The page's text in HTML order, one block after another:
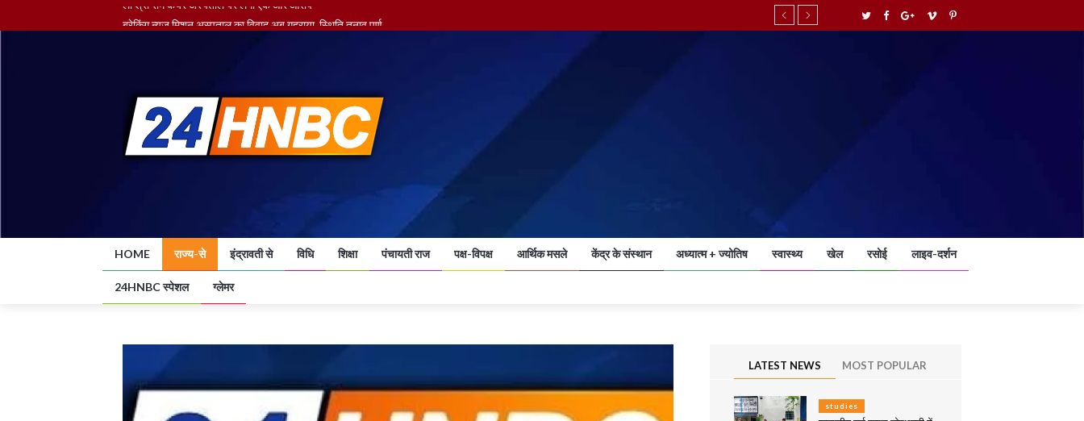
ब्रेकिंग न्यूज़ मिशन अस्पताल का विवाद अब गहराया, स्थिति तनाव पुर्ण
ब्रेकिंग न्यूज़ नगर पालिका निगम ने डीबी की फैसला आते ही खाली कराया मिशन अस्पताल परिसर
लो श्री राम केयर अस्पताल पर लगा एक और आरोप
HOME राज्य-से इंद्रावती से विधि शिक्षा पंचायती राज पक्ष-विपक्ष आर्थिक मसले केंद्र के संस्थान अध्यात्म + ज्योतिष स्वास्थ्य खेल रसोई लाइव-दर्शन
24HNBC स्पेशल ग्लेमर
LATEST NEWS MOST POPULAR
studies